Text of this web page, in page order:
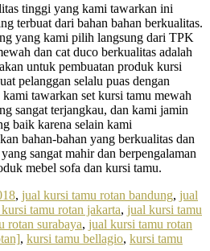
tinggi yang kami tawarkan ini
terbuat dari bahan bahan berkualitas.
yang kami pilih langsung dari TPK
dan cat duco berkualitas adalah
untuk pembuatan produk kursi
pelanggan selalu puas dengan
tawarkan set kursi tamu mewah
sangat terjangkau, dan kami jamin
baik karena selain kami
bahan-bahan yang berkualitas dan
sangat mahir dan berpengalaman
mebel sofa dan kursi tamu.
, jual kursi tamu rotan bandung, jual
tamu rotan jakarta, jual kursi tamu
rotan surabaya, jual kursi tamu rotan
, kursi tamu bellagio, kursi tamu